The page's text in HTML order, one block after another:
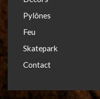
Pylônes
Feu
Skatepark
Contact